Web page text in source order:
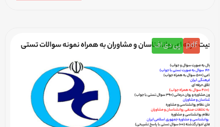
pdf پی دی اف